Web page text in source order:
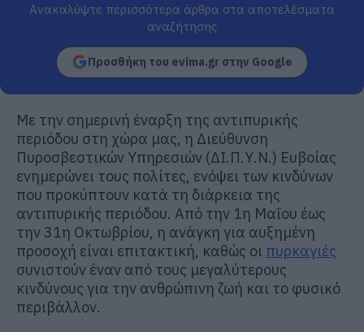
Ανακαλύψτε περισσότερα άρθρα στα αποτελέσματα
αναζήτησης
Προσθήκη του evima.gr στην Google
Με την σημερινή έναρξη της αντιπυρικής
περιόδου στη χώρα μας, η Διεύθυνση
Πυροσβεστικών Υπηρεσιών (ΔΙ.Π.Υ.Ν.) Ευβοίας
ενημερώνει τους πολίτες, ενόψει των κινδύνων
που προκύπτουν κατά τη διάρκεια της
αντιπυρικής περιόδου. Από την 1η Μαΐου έως
την 31η Οκτωβρίου, η ανάγκη για αυξημένη
προσοχή είναι επιτακτική, καθώς οι πυρκαγιές
συνιστούν έναν από τους μεγαλύτερους
κινδύνους για την ανθρώπινη ζωή και το φυσικό
περιβάλλον.